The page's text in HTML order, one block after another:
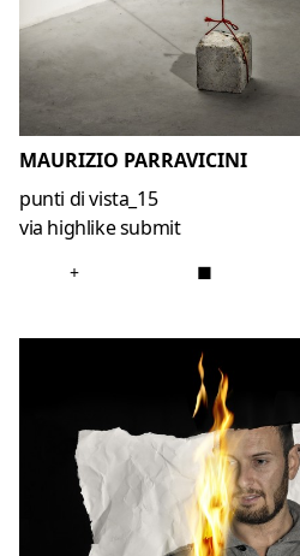
MAURIZIO PARRAVICINI
punti di vista_15
via highlike submit
+ ■